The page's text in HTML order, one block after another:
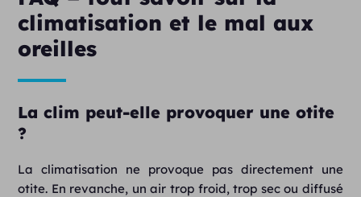
climatisation et le mal aux
oreilles
La clim peut-elle provoquer une otite
?
La climatisation ne provoque pas directement une
otite. En revanche, un air trop froid, trop sec ou diffusé